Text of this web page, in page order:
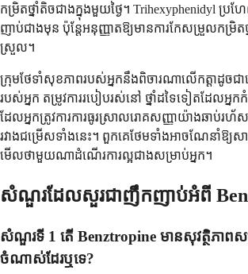
កម្រិត​ថ្នាំ​តិច​ជាង​ក្នុង​មួយ​ថ្ងៃ។ Trihexyphenidyl ប្រ
ញាប់​ជាង​មុន ប៉ុន្តែ​អនុញ្ញាត​ឱ្យ​មាន​ការ​កែ​សម្រួល​កម្រិត​
ស្រួល។
ក្រុម​ថែទាំ​សុខភាព​របស់​អ្នក​នឹង​ពិចារណា​លើ​កត្តា​ដូច​ជ
របស់​អ្នក តម្រូវការ​របៀប​រស់នៅ ថ្នាំ​ដទៃ​ទៀត​ដែល​អ្ន
ដែល​អ្នក​ត្រូវ​ការ​ការ​ធូរ​ស្រាល​រោគ​សញ្ញា​យ៉ាង​ឆាប់​រ
រវាង​ជម្រើស​ទាំង​នេះ។ ពួកគេ​ថែម​ទាំង​អាច​ណែនាំ​ឱ្យ​ស
មើល​ថា​មួយ​ណា​ដំណើរការ​ល្អ​ជាង​សម្រាប់​អ្នក។
សំណួរ​ដែល​សួរ​ជា​ញឹកញាប់​អំពី
សំណួរ​ទី 1 តើ Benztropine មាន​សុវត្ថិភាព​ស
ចំណាស់​ដែរ​ឬ​ទេ?